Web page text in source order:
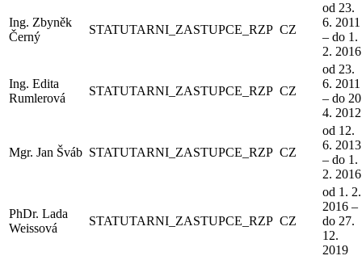
Ing. Zbyněk
Černý
STATUTARNI_ZASTUPCE_RZP CZ
od 23.
6. 2011
– do 1.
2. 2016
Ing. Edita
Rumlerová
STATUTARNI_ZASTUPCE_RZP CZ
od 23.
6. 2011
– do
4. 2012
Mgr. Jan Šváb STATUTARNI_ZASTUPCE_RZP CZ
od 12.
6. 2013
– do 1.
2. 2016
PhDr. Lada
Weissová
STATUTARNI_ZASTUPCE_RZP CZ
od 1. 2.
2016 –
do 27.
12.
2019